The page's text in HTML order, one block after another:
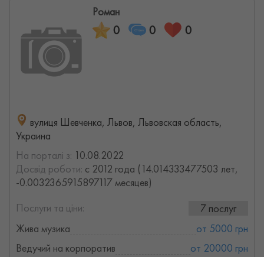
Роман
0 0 0
вулиця Шевченка, Львов, Львовская область,
Украина
На порталі з: 10.08.2022
Досвід роботи: с 2012 года (14.014333477503 лет,
-0.0032365915897117 месяцев)
Послуги та ціни:
7 послуг
Жива музика
от 5000 грн
Ведучий на корпоратив
от 20000 грн